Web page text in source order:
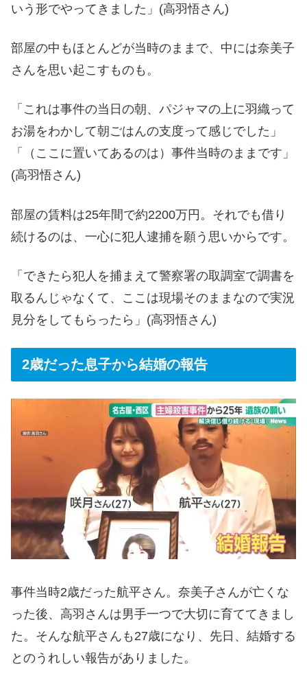
いう形でやってきました」(高羽悟さん)
部屋の中もほとんどが当時のままで、中には奈美子
さんを思い起こすものも。
「これは事件の当日の朝、パジャマの上に羽織って
お湯をわかして朝ごはんの支度って感じでした」
「（ここに置いてあるのは）事件当時のままです」
(高羽悟さん)
部屋の賃料は25年間で約2200万円。それでも借り
続けるのは、一心に犯人逮捕を願う思いからです。
「できたら犯人を捕まえて警察署の取調室で調書を
取るんじゃなくて、ここは現場そのままなので実況
見分をしてもらったら」(高羽悟さん)
2歳だった息子から結婚の報告
事件当時2歳だった航平さん。奈美子さんが亡くな
った後、高羽さんは男手一つで大切に育ててきまし
た。そんな航平さんも27歳になり、先日、結婚する
とのうれしい報告がありました。